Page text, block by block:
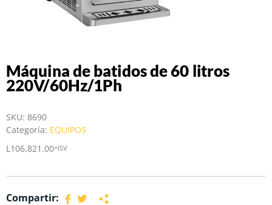
Máquina de batidos de 60 litros
220V/60Hz/1Ph
SKU: 8690
Categoría: EQUIPOS
L 106,821.00+ISV
Compartir: